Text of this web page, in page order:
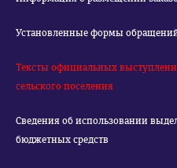
Установленные формы
Тексты официальных
сельского поселения
Сведения об использовании
бюджетных средств